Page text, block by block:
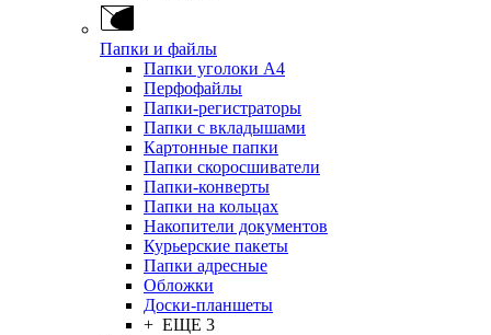
Папки и файлы
Папки уголоки А4
Перфофайлы
Папки-регистраторы
Папки с вкладышами
Картонные папки
Папки скоросшиватели
Папки-конверты
Папки на кольцах
Накопители документов
Курьерские пакеты
Папки адресные
Обложки
Доски-планшеты
+ ЕЩЕ 3